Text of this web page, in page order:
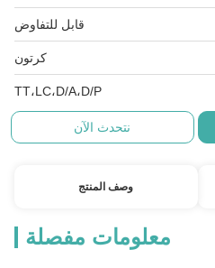
قابل للتفاوض
كرتون
TT،LC،D/A،D/P
نتحدث الآن
وصف المنتج
معلومات مفصلة